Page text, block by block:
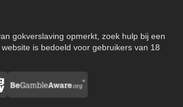
gokverslaving opmerkt, zoek hulp bij een
is bedoeld voor gebruikers van 18